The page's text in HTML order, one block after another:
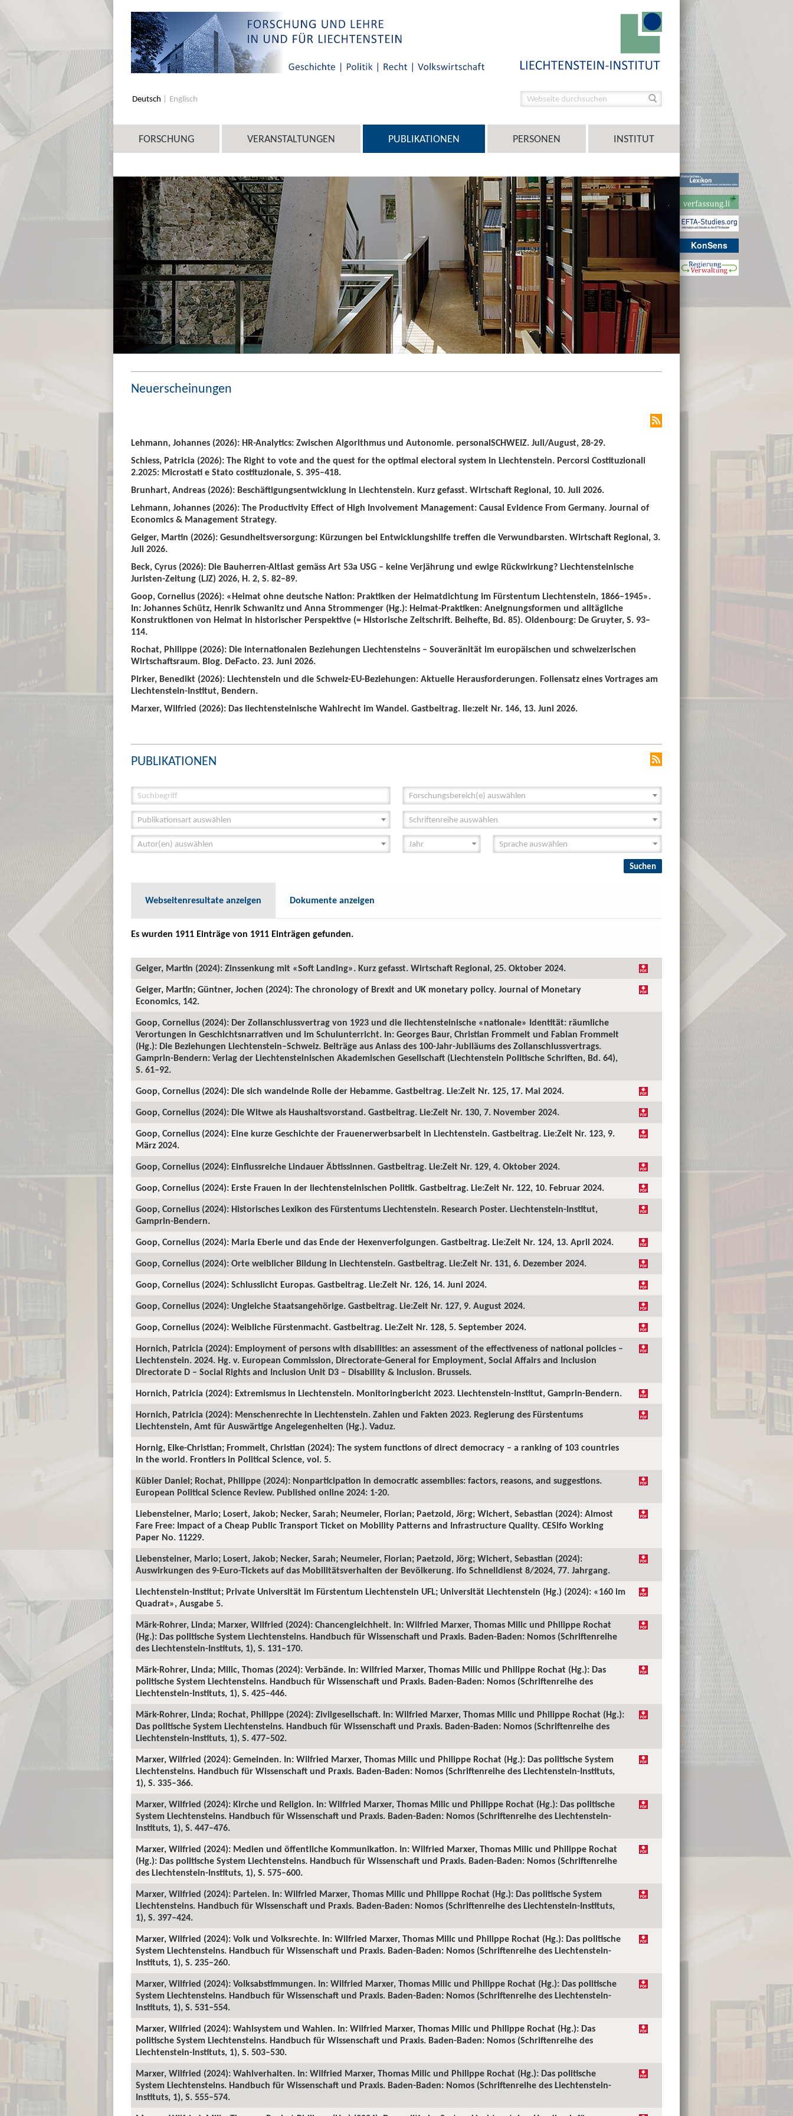
KonSens
Deutsch Englisch
FORSCHUNG VERANSTALTUNGEN PUBLIKATIONEN PERSONEN INSTITUT
Neuerscheinungen
Lehmann, Johannes (2026): HR-Analytics: Zwischen Algorithmus und Autonomie. personalSCHWEIZ. Juli/August, 28-29.
Schiess, Patricia (2026): The Right to vote and the quest for the optimal electoral system in Liechtenstein. Percorsi Costituzionali
2.2025: Microstati e Stato costituzionale, S. 395–418.
Brunhart, Andreas (2026): Beschäftigungsentwicklung in Liechtenstein. Kurz gefasst. Wirtschaft Regional, 10. Juli 2026.
Lehmann, Johannes (2026): The Productivity Effect of High Involvement Management: Causal Evidence From Germany. Journal of
Economics & Management Strategy.
Geiger, Martin (2026): Gesundheitsversorgung: Kürzungen bei Entwicklungshilfe treffen die Verwundbarsten. Wirtschaft Regional, 3.
Juli 2026.
Beck, Cyrus (2026): Die Bauherren-Altlast gemäss Art 53a USG – keine Verjährung und ewige Rückwirkung? Liechtensteinische
Juristen-Zeitung (LJZ) 2026, H. 2, S. 82–89.
Goop, Cornelius (2026): «Heimat ohne deutsche Nation: Praktiken der Heimatdichtung im Fürstentum Liechtenstein, 1866–1945».
In: Johannes Schütz, Henrik Schwanitz und Anna Strommenger (Hg.): Heimat-Praktiken: Aneignungsformen und alltägliche
Konstruktionen von Heimat in historischer Perspektive (= Historische Zeitschrift. Beihefte, Bd. 85). Oldenbourg: De Gruyter, S. 93–
114.
Rochat, Philippe (2026): Die internationalen Beziehungen Liechtensteins – Souveränität im europäischen und schweizerischen
Wirtschaftsraum. Blog. DeFacto. 23. Juni 2026.
Pirker, Benedikt (2026): Liechtenstein und die Schweiz-EU-Beziehungen: Aktuelle Herausforderungen. Foliensatz eines Vortrages am
Liechtenstein-Institut, Bendern.
Marxer, Wilfried (2026): Das liechtensteinische Wahlrecht im Wandel. Gastbeitrag. lie:zeit Nr. 146, 13. Juni 2026.
PUBLIKATIONEN
Forschungsbereich(e) auswählen
Publikationsart auswählen Schriftenreihe auswählen
Autor(en) auswählen
Webseitenresultate anzeigen Dokumente anzeigen
Es wurden 1911 Einträge von 1911 Einträgen gefunden.
Geiger, Martin (2024): Zinssenkung mit «Soft Landing». Kurz gefasst. Wirtschaft Regional, 25. Oktober 2024.
Geiger, Martin; Güntner, Jochen (2024): The chronology of Brexit and UK monetary policy. Journal of Monetary
Economics, 142.
Goop, Cornelius (2024): Der Zollanschlussvertrag von 1923 und die liechtensteinische «nationale» Identität: räumliche
Verortungen in Geschichtsnarrativen und im Schulunterricht. In: Georges Baur, Christian Frommelt und Fabian Frommelt
(Hg.): Die Beziehungen Liechtenstein–Schweiz. Beiträge aus Anlass des 100-Jahr-Jubiläums des Zollanschlussvertrags.
Gamprin-Bendern: Verlag der Liechtensteinischen Akademischen Gesellschaft (Liechtenstein Politische Schriften, Bd. 64),
S. 61–92.
Goop, Cornelius (2024): Die sich wandelnde Rolle der Hebamme. Gastbeitrag. Lie:Zeit Nr. 125, 17. Mai 2024.
Goop, Cornelius (2024): Die Witwe als Haushaltsvorstand. Gastbeitrag. Lie:Zeit Nr. 130, 7. November 2024.
Goop, Cornelius (2024): Eine kurze Geschichte der Frauenerwerbsarbeit in Liechtenstein. Gastbeitrag. Lie:Zeit Nr. 123, 9.
März 2024.
Goop, Cornelius (2024): Einflussreiche Lindauer Äbtissinnen. Gastbeitrag. Lie:Zeit Nr. 129, 4. Oktober 2024.
Goop, Cornelius (2024): Erste Frauen in der liechtensteinischen Politik. Gastbeitrag. Lie:Zeit Nr. 122, 10. Februar 2024.
Goop, Cornelius (2024): Historisches Lexikon des Fürstentums Liechtenstein. Research Poster. Liechtenstein-Institut,
Gamprin-Bendern.
Goop, Cornelius (2024): Maria Eberle und das Ende der Hexenverfolgungen. Gastbeitrag. Lie:Zeit Nr. 124, 13. April 2024.
Goop, Cornelius (2024): Orte weiblicher Bildung in Liechtenstein. Gastbeitrag. Lie:Zeit Nr. 131, 6. Dezember 2024.
Goop, Cornelius (2024): Schlusslicht Europas. Gastbeitrag. Lie:Zeit Nr. 126, 14. Juni 2024.
Goop, Cornelius (2024): Ungleiche Staatsangehörige. Gastbeitrag. Lie:Zeit Nr. 127, 9. August 2024.
Goop, Cornelius (2024): Weibliche Fürstenmacht. Gastbeitrag. Lie:Zeit Nr. 128, 5. September 2024.
Hornich, Patricia (2024): Employment of persons with disabilities: an assessment of the effectiveness of national policies –
Liechtenstein. 2024. Hg. v. European Commission, Directorate-General for Employment, Social Affairs and Inclusion
Directorate D – Social Rights and Inclusion Unit D3 – Disability & Inclusion. Brussels.
Hornich, Patricia (2024): Extremismus in Liechtenstein. Monitoringbericht 2023. Liechtenstein-Institut, Gamprin-Bendern.
Hornich, Patricia (2024): Menschenrechte in Liechtenstein. Zahlen und Fakten 2023. Regierung des Fürstentums
Liechtenstein, Amt für Auswärtige Angelegenheiten (Hg.). Vaduz.
Hornig, Eike-Christian; Frommelt, Christian (2024): The system functions of direct democracy – a ranking of 103 countries
in the world. Frontiers in Political Science, vol. 5.
Kübler Daniel; Rochat, Philippe (2024): Nonparticipation in democratic assemblies: factors, reasons, and suggestions.
European Political Science Review. Published online 2024: 1-20.
Liebensteiner, Mario; Losert, Jakob; Necker, Sarah; Neumeier, Florian; Paetzold, Jörg; Wichert, Sebastian (2024): Almost
Fare Free: Impact of a Cheap Public Transport Ticket on Mobility Patterns and Infrastructure Quality. CESifo Working
Paper No. 11229.
Liebensteiner, Mario; Losert, Jakob; Necker, Sarah; Neumeier, Florian; Paetzold, Jörg; Wichert, Sebastian (2024):
Auswirkungen des 9-Euro-Tickets auf das Mobilitätsverhalten der Bevölkerung. ifo Schnelldienst 8/2024, 77. Jahrgang.
Liechtenstein-Institut; Private Universität im Fürstentum Liechtenstein UFL; Universität Liechtenstein (Hg.) (2024): «160 im
Quadrat», Ausgabe 5.
Märk-Rohrer, Linda; Marxer, Wilfried (2024): Chancengleichheit. In: Wilfried Marxer, Thomas Milic und Philippe Rochat
(Hg.): Das politische System Liechtensteins. Handbuch für Wissenschaft und Praxis. Baden-Baden: Nomos (Schriftenreihe
des Liechtenstein-Instituts, 1), S. 131–170.
Märk-Rohrer, Linda; Milic, Thomas (2024): Verbände. In: Wilfried Marxer, Thomas Milic und Philippe Rochat (Hg.): Das
politische System Liechtensteins. Handbuch für Wissenschaft und Praxis. Baden-Baden: Nomos (Schriftenreihe des
Liechtenstein-Instituts, 1), S. 425–446.
Märk-Rohrer, Linda; Rochat, Philippe (2024): Zivilgesellschaft. In: Wilfried Marxer, Thomas Milic und Philippe Rochat (Hg.):
Das politische System Liechtensteins. Handbuch für Wissenschaft und Praxis. Baden-Baden: Nomos (Schriftenreihe des
Liechtenstein-Instituts, 1), S. 477–502.
Marxer, Wilfried (2024): Gemeinden. In: Wilfried Marxer, Thomas Milic und Philippe Rochat (Hg.): Das politische System
Liechtensteins. Handbuch für Wissenschaft und Praxis. Baden-Baden: Nomos (Schriftenreihe des Liechtenstein-Instituts,
1), S. 335–366.
Marxer, Wilfried (2024): Kirche und Religion. In: Wilfried Marxer, Thomas Milic und Philippe Rochat (Hg.): Das politische
System Liechtensteins. Handbuch für Wissenschaft und Praxis. Baden-Baden: Nomos (Schriftenreihe des Liechtenstein-
Instituts, 1), S. 447–476.
Marxer, Wilfried (2024): Medien und öffentliche Kommunikation. In: Wilfried Marxer, Thomas Milic und Philippe Rochat
(Hg.): Das politische System Liechtensteins. Handbuch für Wissenschaft und Praxis. Baden-Baden: Nomos (Schriftenreihe
des Liechtenstein-Instituts, 1), S. 575–600.
Marxer, Wilfried (2024): Parteien. In: Wilfried Marxer, Thomas Milic und Philippe Rochat (Hg.): Das politische System
Liechtensteins. Handbuch für Wissenschaft und Praxis. Baden-Baden: Nomos (Schriftenreihe des Liechtenstein-Instituts,
1), S. 397–424.
Marxer, Wilfried (2024): Volk und Volksrechte. In: Wilfried Marxer, Thomas Milic und Philippe Rochat (Hg.): Das politische
System Liechtensteins. Handbuch für Wissenschaft und Praxis. Baden-Baden: Nomos (Schriftenreihe des Liechtenstein-
Instituts, 1), S. 235–260.
Marxer, Wilfried (2024): Volksabstimmungen. In: Wilfried Marxer, Thomas Milic und Philippe Rochat (Hg.): Das politische
System Liechtensteins. Handbuch für Wissenschaft und Praxis. Baden-Baden: Nomos (Schriftenreihe des Liechtenstein-
Instituts, 1), S. 531–554.
Marxer, Wilfried (2024): Wahlsystem und Wahlen. In: Wilfried Marxer, Thomas Milic und Philippe Rochat (Hg.): Das
politische System Liechtensteins. Handbuch für Wissenschaft und Praxis. Baden-Baden: Nomos (Schriftenreihe des
Liechtenstein-Instituts, 1), S. 503–530.
Marxer, Wilfried (2024): Wahlverhalten. In: Wilfried Marxer, Thomas Milic und Philippe Rochat (Hg.): Das politische
System Liechtensteins. Handbuch für Wissenschaft und Praxis. Baden-Baden: Nomos (Schriftenreihe des Liechtenstein-
Instituts, 1), S. 555–574.